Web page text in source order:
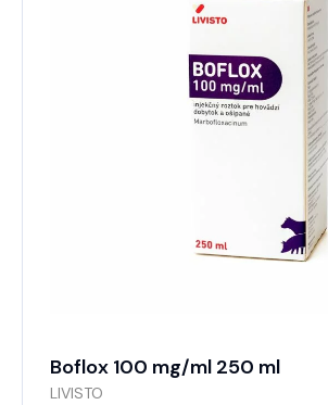
Boflox 100 mg/ml 250 ml
LIVISTO